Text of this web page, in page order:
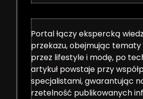
Portal łączy ekspercką
przekazu, obejmując tematy
przez lifestyle i modę, po
artykuł powstaje przy
specjalistami, gwarantując
rzetelność publikowanych